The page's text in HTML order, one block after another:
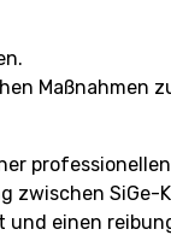
Maßnahmen
zwischen
einen